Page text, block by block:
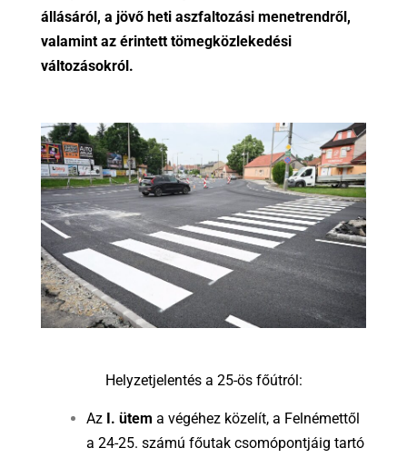
állásáról, a jövő heti aszfaltozási menetrendről,
valamint az érintett tömegközlekedési
változásokról.
Helyzetjelentés a 25-ös főútról:
Az I. ütem a végéhez közelít, a Felnémettől
a 24-25. számú főutak csomópontjáig tartó